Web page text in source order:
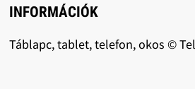
INFORMÁCIÓK
Táblapc, tablet, telefon, okos ©